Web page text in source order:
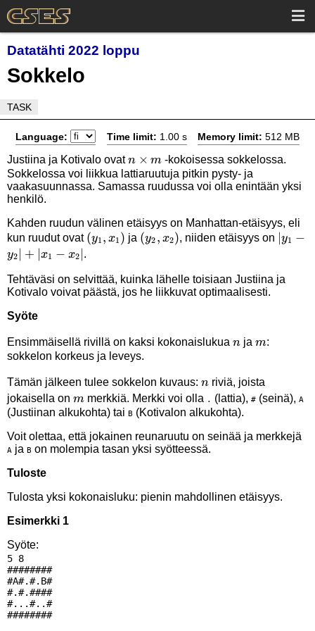
Datatähti 2022 loppu
Sokkelo
TASK
Language: Time limit: 1.00 s Memory limit: 512 MB
Justiina ja Kotivalo ovatn
\times
m
n × m -kokoisessa sokkelossa.
Sokkelossa voi liikkua lattiaruutuja pitkin pysty- ja
vaakasuunnassa. Samassa ruudussa voi olla enintään yksi
henkilö.
Kahden ruudun välinen etäisyys on Manhattan-etäisyys, eli
kun ruudut ovat (y_1,x_1)
(y1 , x1 ) ja (y_2,x_2)
(y2 , x2), niiden etäisyys on |y_1-
∣y1 −
y2 ∣ + ∣x1 − x2 ∣.
Tehtäväsi on selvittää, kuinka lähelle toisiaan Justiina ja
Kotivalo voivat päästä, jos he liikkuvat optimaalisesti.
Syöte
Ensimmäisellä rivillä on kaksi kokonaislukua n
nja m
m:
sokkelon korkeus ja leveys.
Tämän jälkeen tulee sokkelon kuvaus: n
nriviä, joista
jokaisella on m
mmerkkiä. Merkki voi olla . (lattia), #(seinä), A
(Justiinan alkukohta) tai B (Kotivalon alkukohta).
Voit olettaa, että jokainen reunaruutu on seinää ja merkkejä
A ja B on molempia tasan yksi syötteessä.
Tuloste
Tulosta yksi kokonaisluku: pienin mahdollinen etäisyys.
Esimerkki 1
Syöte:
5 8
########
#A#.#.B#
#.#.####
#...#..#
########